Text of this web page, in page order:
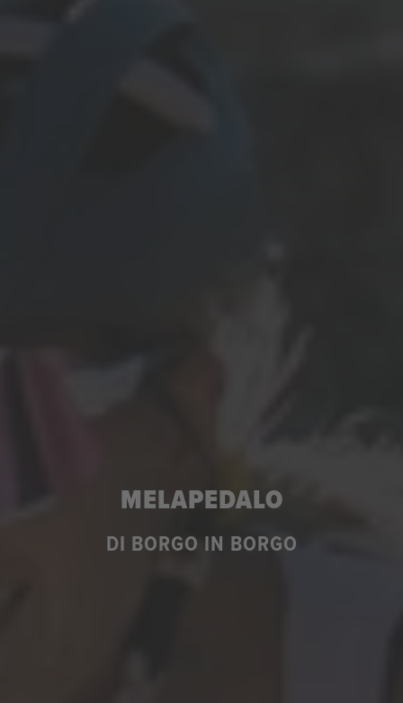
MELAPEDALO
DI BORGO IN BORGO